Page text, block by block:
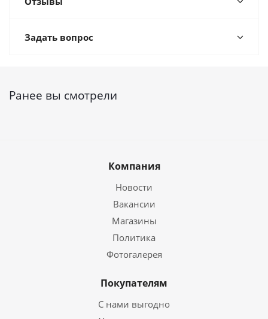
Задать вопрос
Ранее вы смотрели
Компания
Новости
Вакансии
Магазины
Политика
Фотогалерея
Покупателям
С нами выгодно